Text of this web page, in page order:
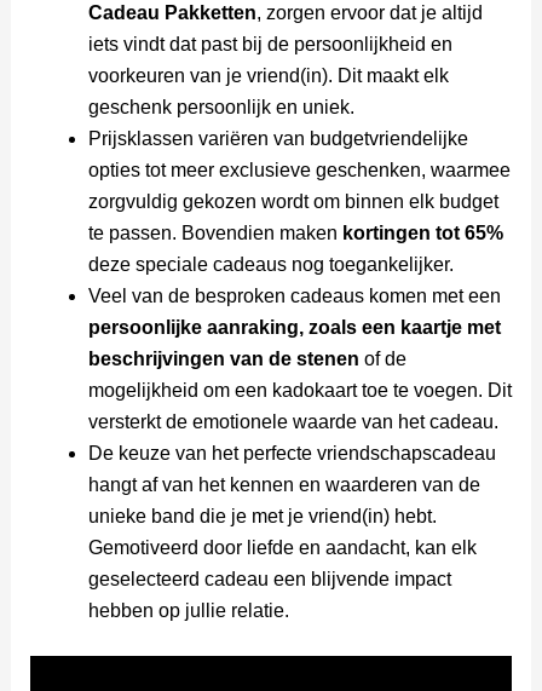
Cadeau Pakketten, zorgen ervoor dat je altijd
iets vindt dat past bij de persoonlijkheid en
voorkeuren van je vriend(in). Dit maakt elk
geschenk persoonlijk en uniek.
Prijsklassen variëren van budgetvriendelijke
opties tot meer exclusieve geschenken, waarmee
zorgvuldig gekozen wordt om binnen elk budget
te passen. Bovendien maken kortingen tot 65%
deze speciale cadeaus nog toegankelijker.
Veel van de besproken cadeaus komen met een
persoonlijke aanraking, zoals een kaartje met
beschrijvingen van de stenen of de
mogelijkheid om een kadokaart toe te voegen. Dit
versterkt de emotionele waarde van het cadeau.
De keuze van het perfecte vriendschapscadeau
hangt af van het kennen en waarderen van de
unieke band die je met je vriend(in) hebt.
Gemotiveerd door liefde en aandacht, kan elk
geselecteerd cadeau een blijvende impact
hebben op jullie relatie.